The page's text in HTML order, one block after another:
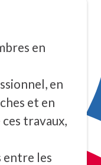
en
en
et en
travaux,
entre les